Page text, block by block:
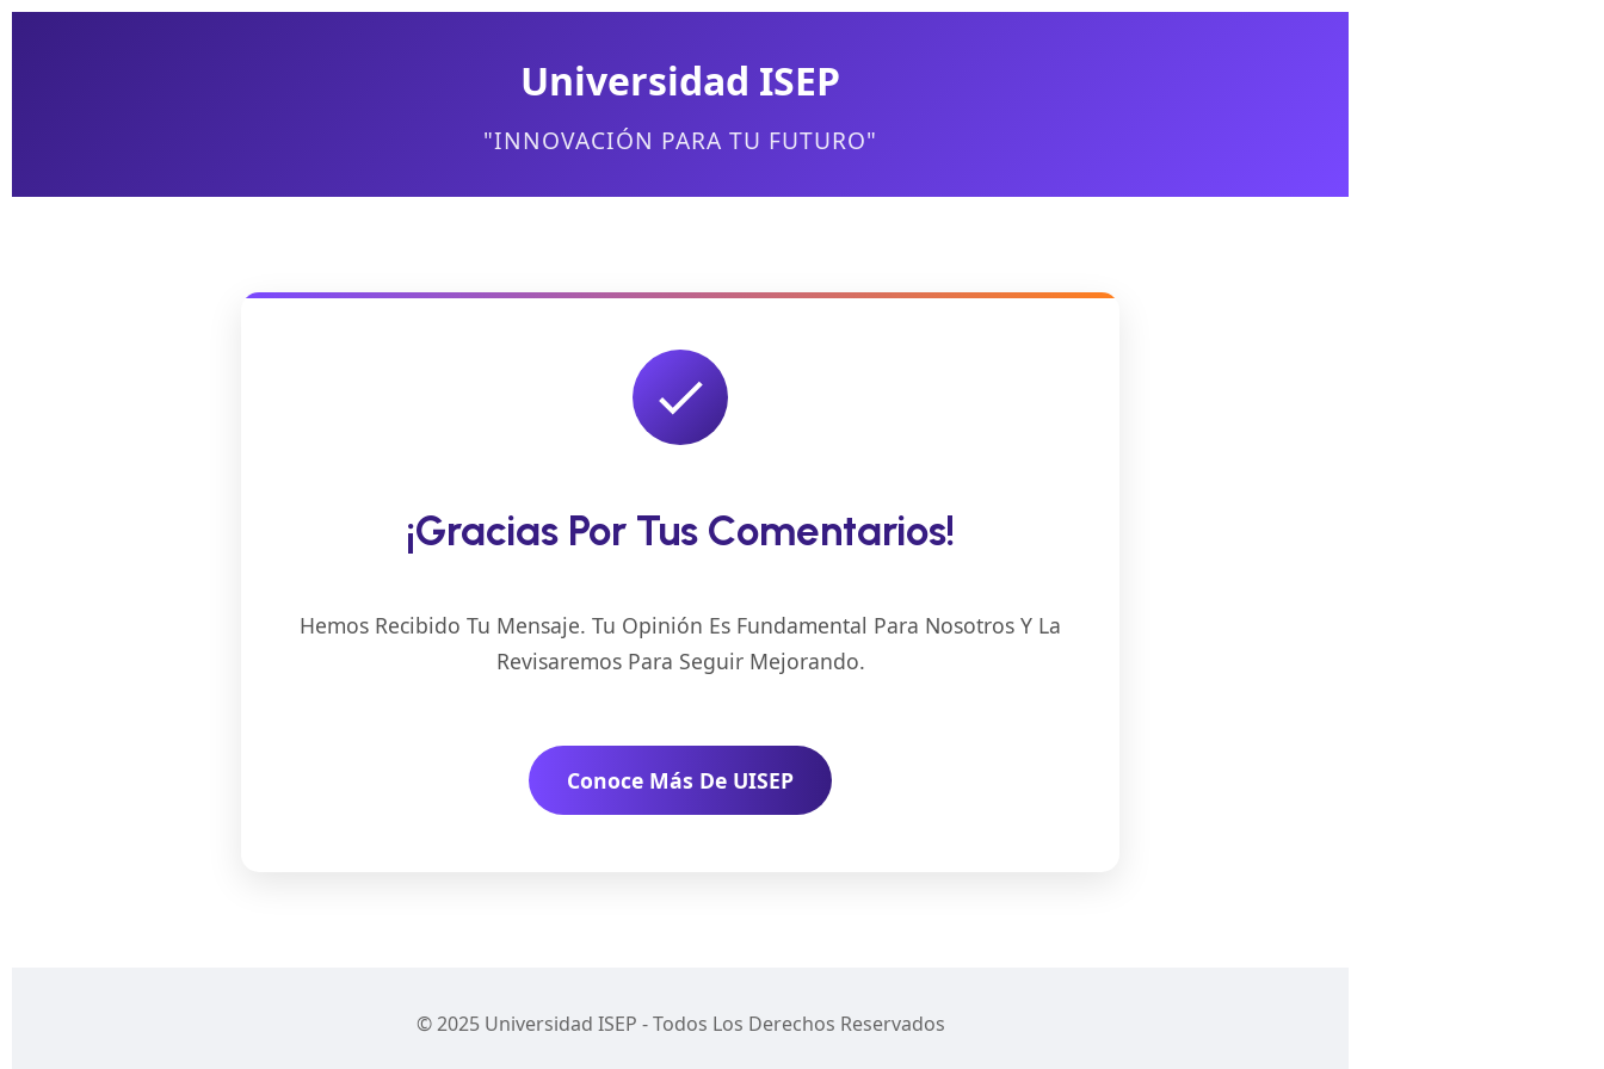
Universidad ISEP
"INNOVACIÓN PARA TU FUTURO"
¡Gracias Por Tus Comentarios!
Hemos Recibido Tu Mensaje. Tu Opinión Es Fundamental Para Nosotros Y La
Revisaremos Para Seguir Mejorando.
Conoce Más De UISEP
© 2025 Universidad ISEP - Todos Los Derechos Reservados